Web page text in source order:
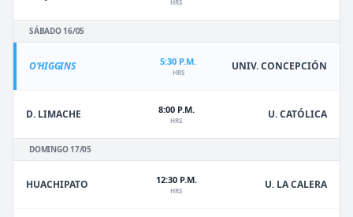
HRS
SÁBADO 16/05
O'HIGGINS 5:30 P.M.
HRS UNIV. CONCEPCIÓN
D. LIMACHE 8:00 P.M.
HRS U. CATÓLICA
DOMINGO 17/05
HUACHIPATO 12:30 P.M.
HRS U. LA CALERA